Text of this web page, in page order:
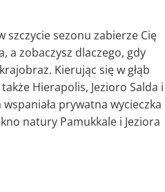
szczycie sezonu zabierze Cię
a zobaczysz dlaczego, gdy
Kierując się w głąb
Hierapolis, Jezioro Salda i
prywatna wycieczka
natury Pamukkale i Jeziora